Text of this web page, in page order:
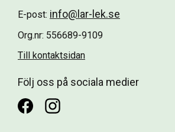
E-post: info@lar-lek.se
Org.nr: 556689-9109
Till kontaktsidan
Följ oss på sociala medier